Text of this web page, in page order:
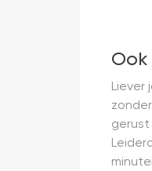
Liever
gerust